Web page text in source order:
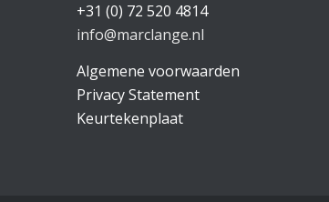
+31 (0) 72 520 4814
info@marclange.nl
Algemene voorwaarden
Privacy Statement
Keurtekenplaat